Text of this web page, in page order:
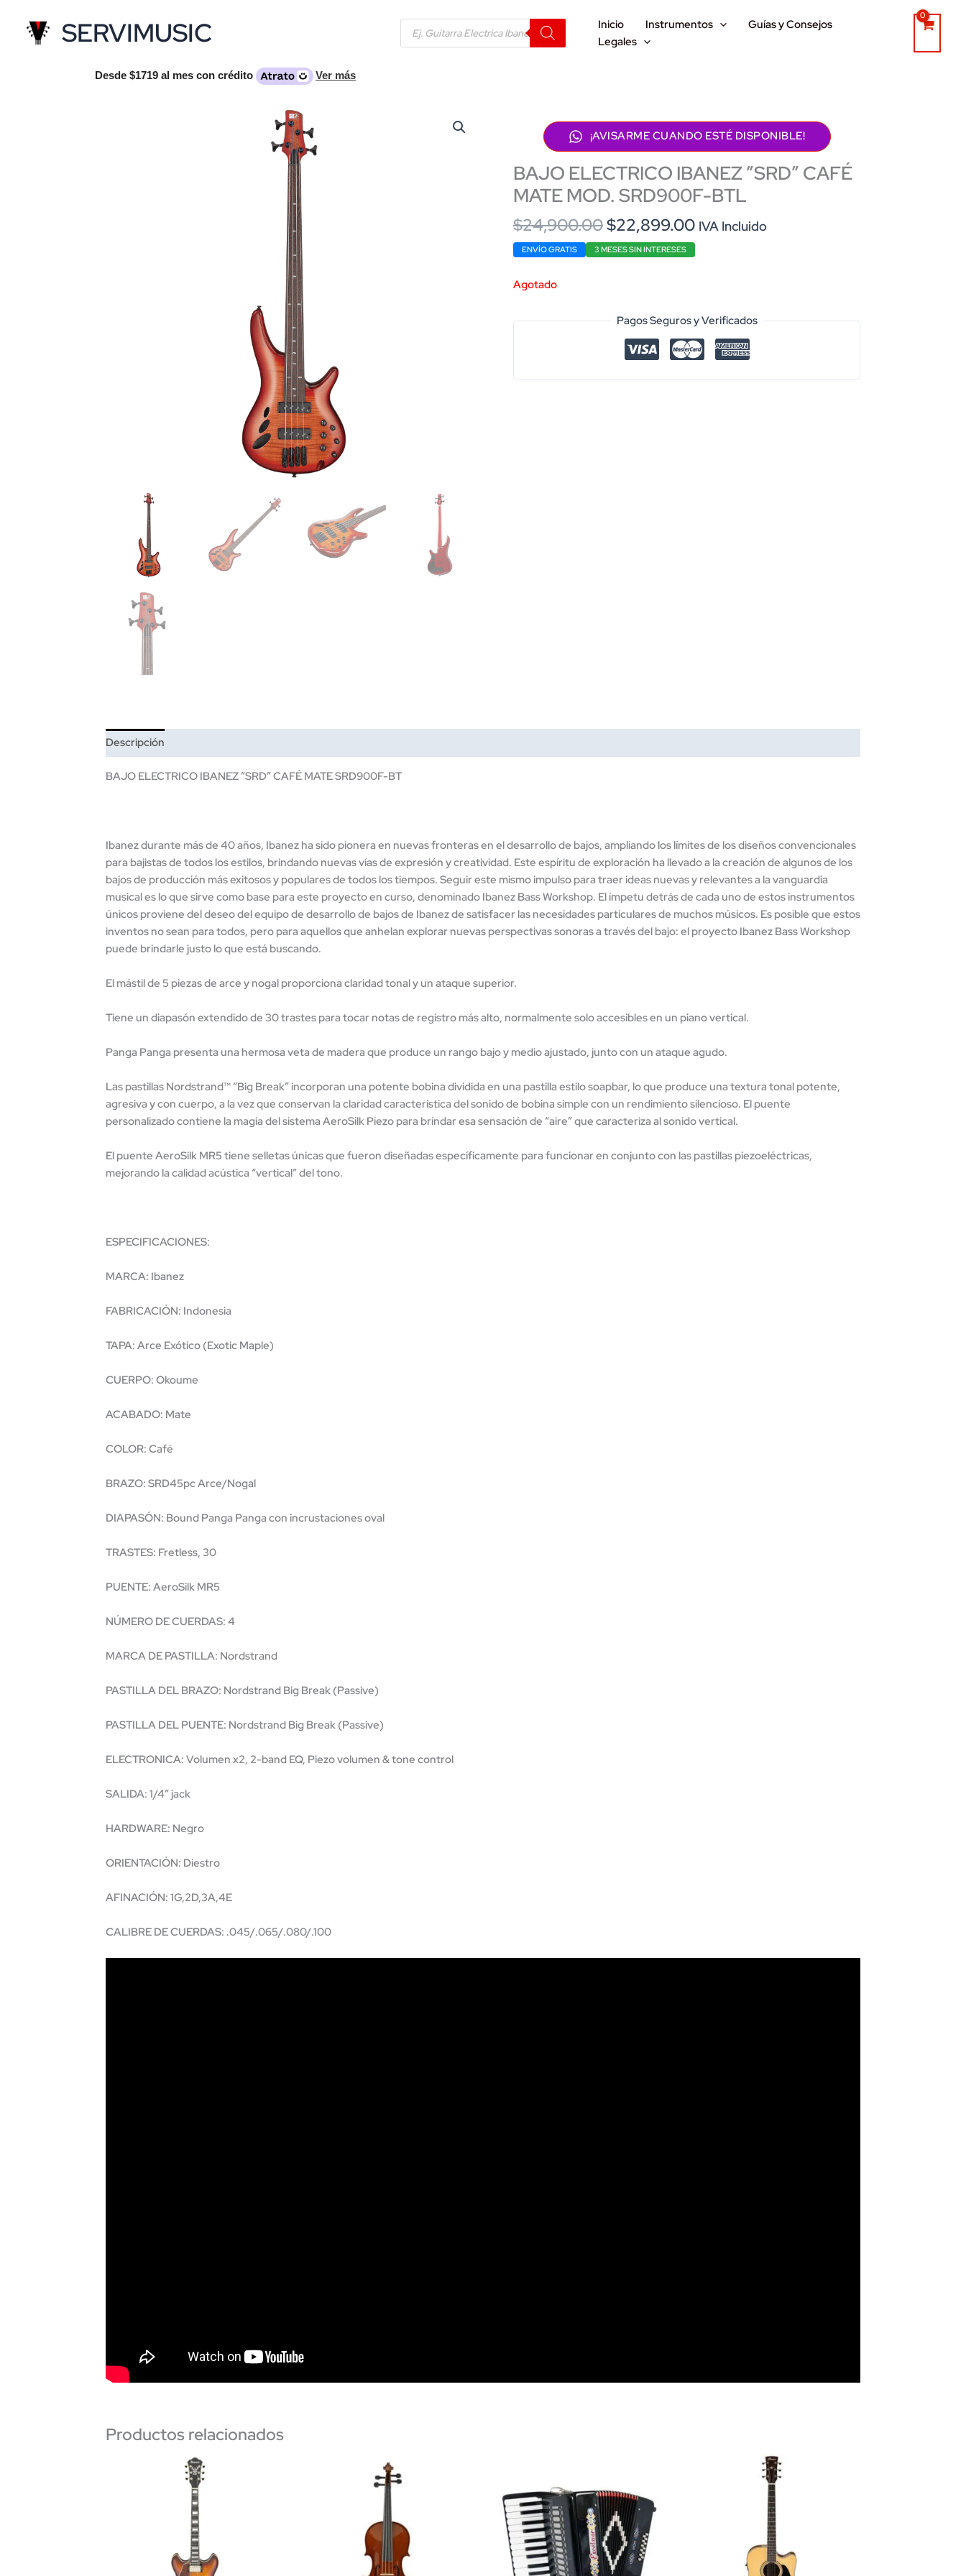
contenido
SERVIMUSIC Products
search
Inicio Instrumentos
Guías y Consejos
Legales
Desde $1719 al mes con crédito Ver más
¡AVISARME CUANDO ESTÉ DISPONIBLE!
BAJO ELECTRICO IBANEZ ”SRD” CAFÉ
MATE MOD. SRD900F-BTL
$24,900.00Original
price
was:
$22,899.00Current
price
is:
IVA Incluido
ENVÍO GRATIS 3 MESES SIN INTERESES
Agotado
Pagos Seguros y Verificados
Descripción
BAJO ELECTRICO IBANEZ ”SRD” CAFÉ MATE SRD900F-BT
Ibanez durante más de 40 años, Ibanez ha sido pionera en nuevas fronteras en el desarrollo de bajos, ampliando los límites de los diseños convencionales
para bajistas de todos los estilos, brindando nuevas vías de expresión y creatividad. Este espíritu de exploración ha llevado a la creación de algunos de los
bajos de producción más exitosos y populares de todos los tiempos. Seguir este mismo impulso para traer ideas nuevas y relevantes a la vanguardia
musical es lo que sirve como base para este proyecto en curso, denominado Ibanez Bass Workshop. El ímpetu detrás de cada uno de estos instrumentos
únicos proviene del deseo del equipo de desarrollo de bajos de Ibanez de satisfacer las necesidades particulares de muchos músicos. Es posible que estos
inventos no sean para todos, pero para aquellos que anhelan explorar nuevas perspectivas sonoras a través del bajo: el proyecto Ibanez Bass Workshop
puede brindarle justo lo que está buscando.
El mástil de 5 piezas de arce y nogal proporciona claridad tonal y un ataque superior.
Tiene un diapasón extendido de 30 trastes para tocar notas de registro más alto, normalmente solo accesibles en un piano vertical.
Panga Panga presenta una hermosa veta de madera que produce un rango bajo y medio ajustado, junto con un ataque agudo.
Las pastillas Nordstrand™ “Big Break” incorporan una potente bobina dividida en una pastilla estilo soapbar, lo que produce una textura tonal potente,
agresiva y con cuerpo, a la vez que conservan la claridad característica del sonido de bobina simple con un rendimiento silencioso. El puente
personalizado contiene la magia del sistema AeroSilk Piezo para brindar esa sensación de “aire” que caracteriza al sonido vertical.
El puente AeroSilk MR5 tiene selletas únicas que fueron diseñadas específicamente para funcionar en conjunto con las pastillas piezoeléctricas,
mejorando la calidad acústica “vertical” del tono.
ESPECIFICACIONES:
MARCA: Ibanez
FABRICACIÓN: Indonesia
TAPA: Arce Exótico (Exotic Maple)
CUERPO: Okoume
ACABADO: Mate
COLOR: Café
BRAZO: SRD45pc Arce/Nogal
DIAPASÓN: Bound Panga Panga con incrustaciones oval
TRASTES: Fretless, 30
PUENTE: AeroSilk MR5
NÚMERO DE CUERDAS: 4
MARCA DE PASTILLA: Nordstrand
PASTILLA DEL BRAZO: Nordstrand Big Break (Passive)
PASTILLA DEL PUENTE: Nordstrand Big Break (Passive)
ELECTRONICA: Volumen x2, 2-band EQ, Piezo volumen & tone control
SALIDA: 1/4” jack
HARDWARE: Negro
ORIENTACIÓN: Diestro
AFINACIÓN: 1G,2D,3A,4E
CALIBRE DE CUERDAS: .045/.065/.080/.100
Productos relacionados